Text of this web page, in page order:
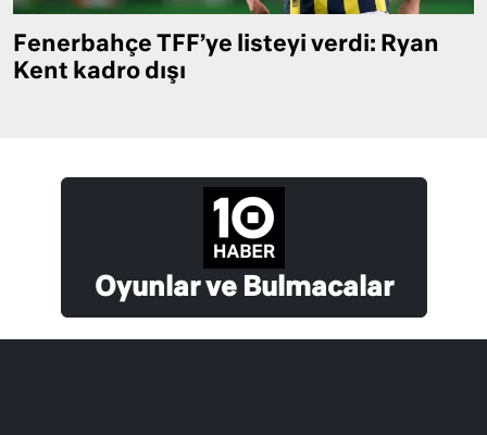
Fenerbahçe TFF’ye listeyi verdi: Ryan
Kent kadro dışı
Oyunlar ve Bulmacalar